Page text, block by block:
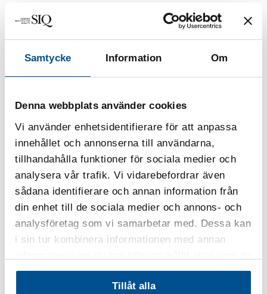
Samtycke Information Om
Denna webbplats använder cookies
Vi använder enhetsidentifierare för att anpassa
innehållet och annonserna till användarna,
tillhandahålla funktioner för sociala medier och
analysera vår trafik. Vi vidarebefordrar även
sådana identifierare och annan information från
din enhet till de sociala medier och annons- och
analysföretag som vi samarbetar med. Dessa kan
i sin tur kombinera informationen med annan
har samlat in när du har använt deras tjänster.
Tillåt alla
Utbildningen utgår från SIQ Managementmodell som ger
den verksamhetsstruktur och förbättringssystematik som
behövs för att utveckla verksamheten, vare sig man
Kvalitetsledning för hållbar framgång
Kvalitetsledning för hållbar framgång vänder sig främst
till dig som har en ledande befattning i organisationen,
med eller utan medarbetaransvar från såväl privat som
offentlig verksamhet. Utbildningen ger möjlighet till ett
aktivt lärande kring de framgångsfaktorer som driver
förbättrade resultat och hur du kan arbeta för att nå
hållbar framgång.